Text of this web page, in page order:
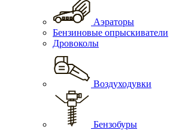
Аэраторы
Бензиновые опрыскиватели
Дровоколы
Воздуходувки
Бензобуры